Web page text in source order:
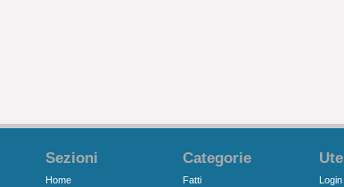
Sezioni
Home
Categorie
Fatti Login